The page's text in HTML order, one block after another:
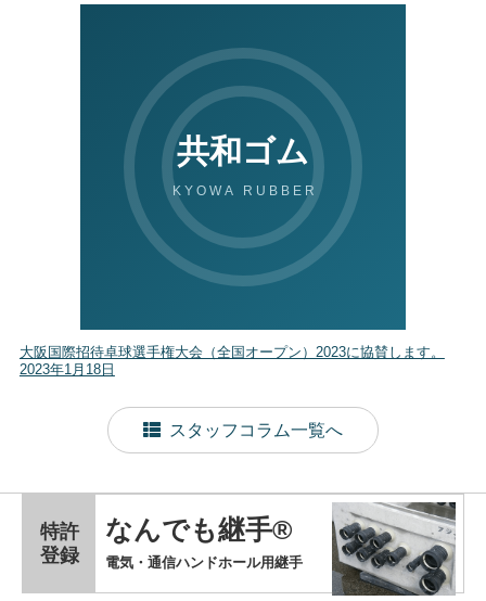
大阪国際招待卓球選手権大会（全国オープン）2023に協賛します。
2023年1月18日
スタッフコラム一覧へ
なんでも継手®
特許
登録
電気・通信ハンドホール用継手